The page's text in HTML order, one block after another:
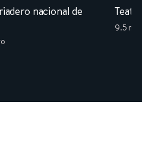
nacional de
9.5